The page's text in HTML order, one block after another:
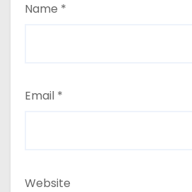
Name *
Email *
Website